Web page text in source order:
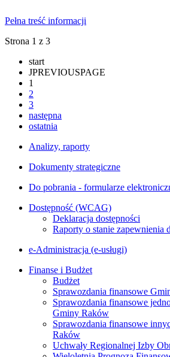
Pełna treść informacji
Strona 1 z 3
start
JPREVIOUSPAGE
1
2
3
następna
ostatnia
Analizy, raporty
Dokumenty strategiczne
Do pobrania - formularze
Dostępność (WCAG)
Deklaracja dostępności
Raporty o stanie zapewnienia
e-Administracja (e-usługi)
Finanse i Budżet
Budżet
Sprawozdania finansowe
Sprawozdania finansowe
Gminy Raków
Sprawozdania finansowe
Raków
Uchwały Regionalnej Izby